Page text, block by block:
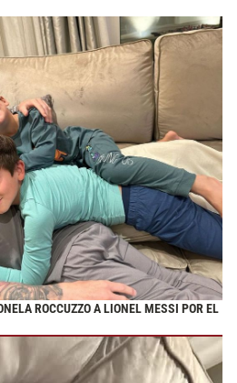
ROCCUZZO A LIONEL MESSI POR EL